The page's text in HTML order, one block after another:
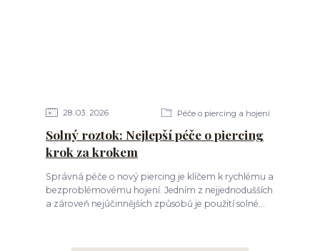
28 03 2026 Péče o piercing a hojení
Solný roztok: Nejlepší péče o piercing
krok za krokem
Správná péče o nový piercing je klíčem k rychlému a
bezproblémovému hojení. Jedním z nejjednodušších
a zároveň nejúčinnějších způsobů je použití solné...